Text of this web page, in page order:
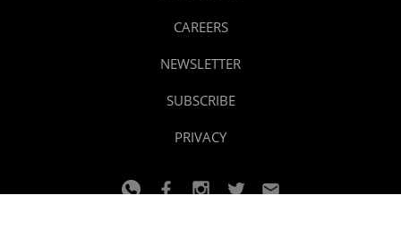
CAREERS
NEWSLETTER
SUBSCRIBE
PRIVACY